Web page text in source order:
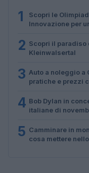
1
Scopri le
Innovazione per
2 Scopri il
Kleinwalsertal
3 Auto a noleggio a
pratiche e prezzi
4 Bob Dylan in
italiane di
5 Camminare in
cosa mettere